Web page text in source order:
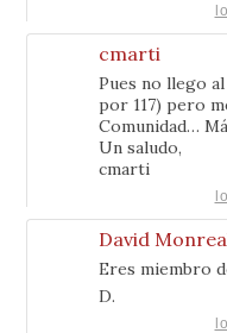
cmarti
Pues no llego
por 117) pero
Comunidad…
Un saludo,
cmarti
David
Eres miembro
D.